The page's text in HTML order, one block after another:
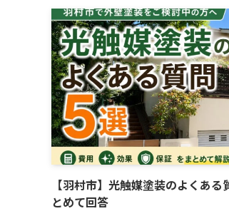
【羽村市】光触媒塗装のよくあ
とめて回答